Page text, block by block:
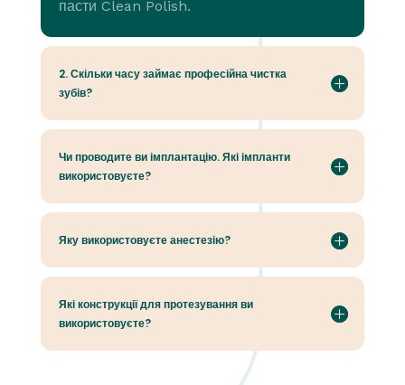
пасти Clean Polish.
2. Скільки часу займає професійна чистка
зубів?
Чи проводите ви імплантацію. Які імпланти
використовуєте?
Яку використовуєте анестезію?
Які конструкції для протезування ви
використовуєте?